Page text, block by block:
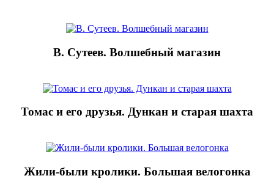
В. Сутеев. Волшебный магазин
Томас и его друзья. Дункан и старая шахта
Жили-были кролики. Большая велогонка